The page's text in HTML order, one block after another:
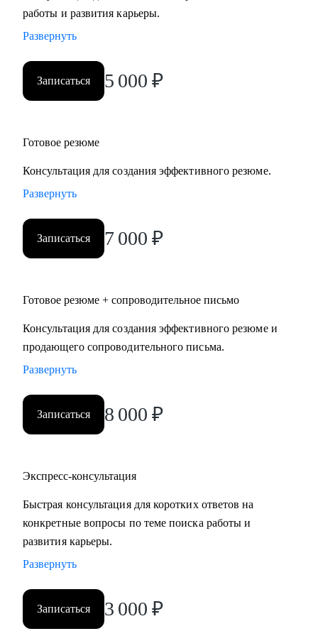
• Научу действовать продуктивно и получать максимально
возможный результат в поиске на сайте HeadHunter и на
• Помогу с поиском первой работы
• Дам много концентрированной полезной информации
состоявшихся специалистов. Имею экспертизу в
различных сферах.
Основные направления в практике:
• Студенты и выпускники
• HoReCa
• Логистика и закупочная политика
• Фешн и бьюти
• GR и внешняя политика
• Продажи
Знакомлю с рынком, создаю эффективные резюме,
быть рядом в периоды, когда профессиональная поддержка
особенно важна.
работы и развития карьеры.
Развернуть
Записаться 5 000 ₽
Готовое резюме
Консультация для создания эффективного резюме.
Развернуть
Записаться 7 000 ₽
Готовое резюме + сопроводительное письмо
Консультация для создания эффективного резюме и
продающего сопроводительного письма.
Развернуть
Записаться 8 000 ₽
Экспресс-консультация
Быстрая консультация для коротких ответов на
конкретные вопросы по теме поиска работы и
развития карьеры.
Развернуть
Записаться 3 000 ₽